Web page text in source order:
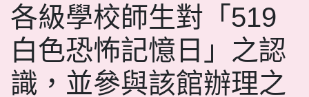
各級學校師生對「519
白色恐怖記憶日」之認
識，並參與該館辦理之